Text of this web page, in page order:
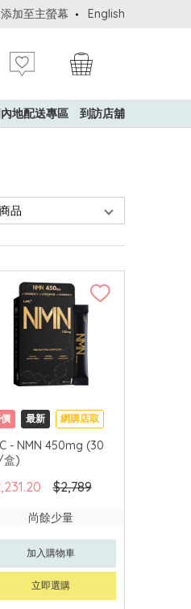
贈！ 購買一般貨品(冷凍食品除
添加至主螢幕 English
地配送專區 到訪店舖
最新 網購店取
- NMN 450mg (30
)
$2,789
尚餘少量
加入購物車
立即選購